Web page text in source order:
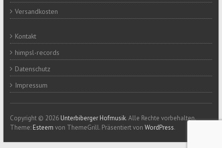
Versandkosten
Kontakt
himpsl-records
Datenschutz
Impressum
Copyright © 2026 Unterbiberger Hofmusik. Alle Rechte vorbehalten.
Theme: Esteem von ThemeGrill. Präsentiert von WordPress.